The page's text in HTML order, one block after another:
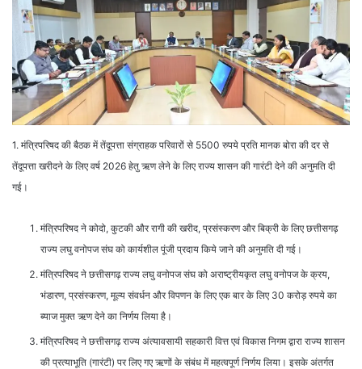
1. मंत्रिपरिषद की बैठक में तेंदूपत्ता संग्राहक परिवारों से 5500 रुपये प्रति मानक बोरा की दर से
तेंदूपत्ता खरीदने के लिए वर्ष 2026 हेतु ऋण लेने के लिए राज्य शासन की गारंटी देने की अनुमति दी
गई।
मंत्रिपरिषद ने कोदो, कुटकी और रागी की खरीद, प्रसंस्करण और बिक्री के लिए छत्तीसगढ़
राज्य लघु वनोपज संघ को कार्यशील पूंजी प्रदाय किये जाने की अनुमति दी गई।
मंत्रिपरिषद ने छत्तीसगढ़ राज्य लघु वनोपज संघ को अराष्ट्रीयकृत लघु वनोपज के क्रय,
भंडारण, प्रसंस्करण, मूल्य संवर्धन और विपणन के लिए एक बार के लिए 30 करोड़ रुपये का
ब्याज मुक्त ऋण देने का निर्णय लिया है।
मंत्रिपरिषद ने छत्तीसगढ़ राज्य अंत्यावसायी सहकारी वित्त एवं विकास निगम द्वारा राज्य शासन
की प्रत्याभूति (गारंटी) पर लिए गए ऋणों के संबंध में महत्वपूर्ण निर्णय लिया। इसके अंतर्गत